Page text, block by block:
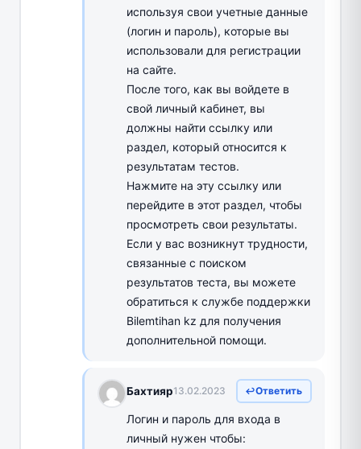
используя свои учетные данные
(логин и пароль), которые вы
использовали для регистрации
на сайте.
После того, как вы войдете в
свой личный кабинет, вы
должны найти ссылку или
раздел, который относится к
результатам тестов.
Нажмите на эту ссылку или
перейдите в этот раздел, чтобы
просмотреть свои результаты.
Если у вас возникнут трудности,
связанные с поиском
результатов теста, вы можете
обратиться к службе поддержки
Bilemtihan kz для получения
дополнительной помощи.
Бахтияр13.02.2023 Ответить
Логин и пароль для входа в
личный нужен чтобы: